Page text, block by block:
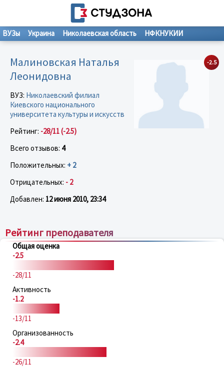
ВУЗы Украина Николаевская область НФКНУКИИ
-2.5
Малиновская Наталья
Леонидовна
ВУЗ: Николаевский филиал
Киевского национального
университета культуры и искусств
Рейтинг: -28/11 (-2.5)
Всего отзывов: 4
Положительных: + 2
Отрицательных: - 2
Добавлен: 12 июня 2010, 23:34
Рейтинг преподавателя
Общая оценка
-2.5
-28/11
Активность
-1.2
-13/11
Организованность
-2.4
-26/11